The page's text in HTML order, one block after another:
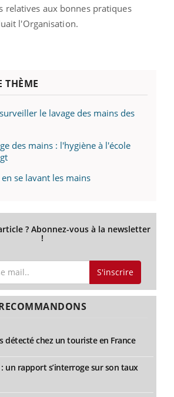
relatives aux bonnes pratiques
l'Organisation.
THÈME
le lavage des mains des
des mains : l'hygiène à l'école
se lavant les mains
? Abonnez-vous à la newsletter
!
S'inscrire
détecté chez un touriste en France
un rapport s’interroge sur son taux